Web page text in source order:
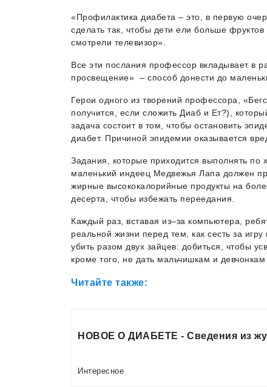
«Профилактика диабета – это, в первую
сделать так, чтобы дети ели больше
смотрели телевизор».
Все эти послания профессор вкладывает в
просвещение» – способ донести до
Герои одного из творений профессора,
получится, если сложить Диаб и Ет?),
задача состоит в том, чтобы остановить
диабет. Причиной эпидемии оказывается
Задания, которые приходится выполнять по
маленький индеец Медвежья Лапа должен
жирные высококалорийные продукты на
десерта, чтобы избежать переедания.
Каждый раз, вставая из–за компьютера,
реальной жизни перед тем, как сесть за
убить разом двух зайцев: добиться, чтобы
кроме того, не дать мальчишкам и
Читайте также:
НОВОЕ О ДИАБЕТЕ - Сведения из
Интересное